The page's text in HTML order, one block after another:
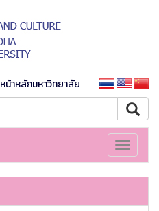
หน้าหลักมหาวิทยาลัย
Toggle